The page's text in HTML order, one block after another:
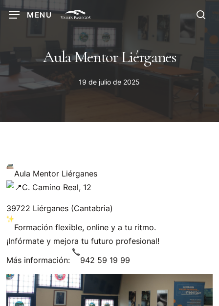
Skip
MENU
Aula Mentor Liérganes
19 de julio de 2025
Aula Mentor Liérganes
C. Camino Real, 12
39722 Liérganes (Cantabria)
Formación flexible, online y a tu ritmo.
¡Infórmate y mejora tu futuro profesional!
Más información:
942 59 19 99